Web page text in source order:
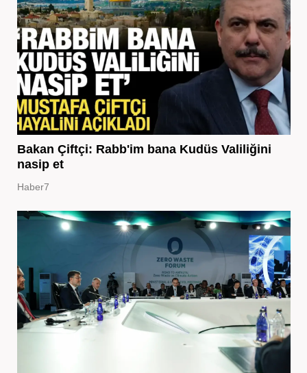
Bakan Çiftçi: Rabb'im bana Kudüs Valiliğini
nasip et
Haber7